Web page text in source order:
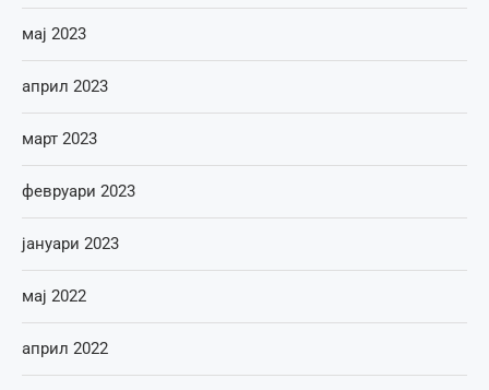
мај 2023
април 2023
март 2023
февруари 2023
јануари 2023
мај 2022
април 2022